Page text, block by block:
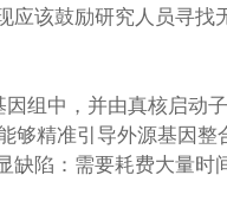
应该鼓励研究人员寻找
组中，并由真核启动
够精准引导外源基因整
陷：需要耗费大量时